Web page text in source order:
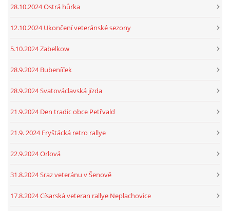
28.10.2024 Ostrá hůrka
12.10.2024 Ukončení veteránské sezony
5.10.2024 Zabelkow
28.9.2024 Bubeníček
28.9.2024 Svatováclavská jízda
21.9.2024 Den tradic obce Petřvald
21.9. 2024 Fryštácká retro rallye
22.9.2024 Orlová
31.8.2024 Sraz veteránu v Šenově
17.8.2024 Císarská veteran rallye Neplachovice